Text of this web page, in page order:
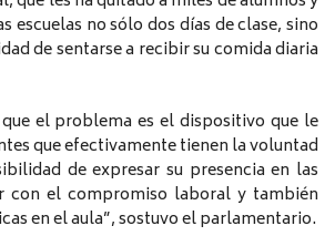
escuelas no sólo dos días de clase, sino
de sentarse a recibir su comida diaria
el problema es el dispositivo que le
que efectivamente tienen la voluntad
de expresar su presencia en las
con el compromiso laboral y también
en el aula”, sostuvo el parlamentario.